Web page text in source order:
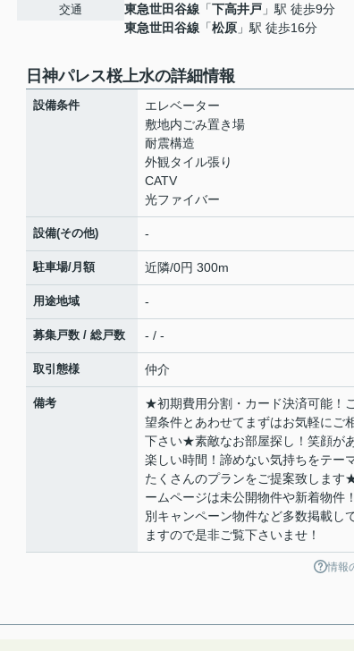
交通
東急世田谷線 「下高井戸 」駅 徒歩9分
東急世田谷線 「松原 」駅 徒歩16分
日神パレス桜上水の詳細情報
設備条件
エレベーター
敷地内ごみ置き場
耐震構造
外観タイル張り
CATV
光ファイバー
設備(その他) -
駐車場/月額 近隣/0円 300m
用途地域 -
募集戸数 / 総戸数 - / -
取引態様 仲介
備考
★初期費用分割・カード決済可能！
望条件とあわせてまずはお気軽にご
下さい★素敵なお部屋探し！笑顔が
楽しい時間！諦めない気持ちをテー
たくさんのプランをご提案致します
ームページは未公開物件や新着物件
別キャンペーン物件など多数掲載し
ますので是非ご覧下さいませ！
情報